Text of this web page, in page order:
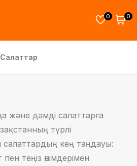
0 0
Салаттар
және дәмді салаттарға
түрлі
кең таңдауы:
пен теңіз өнімдерімен